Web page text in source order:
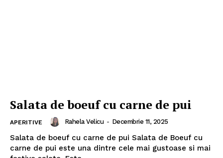
Salata de boeuf cu carne de pui
APERITIVE Rahela Velicu - Decembrie 11, 2025
Salata de boeuf cu carne de pui Salata de Boeuf cu
carne de pui este una dintre cele mai gustoase si mai